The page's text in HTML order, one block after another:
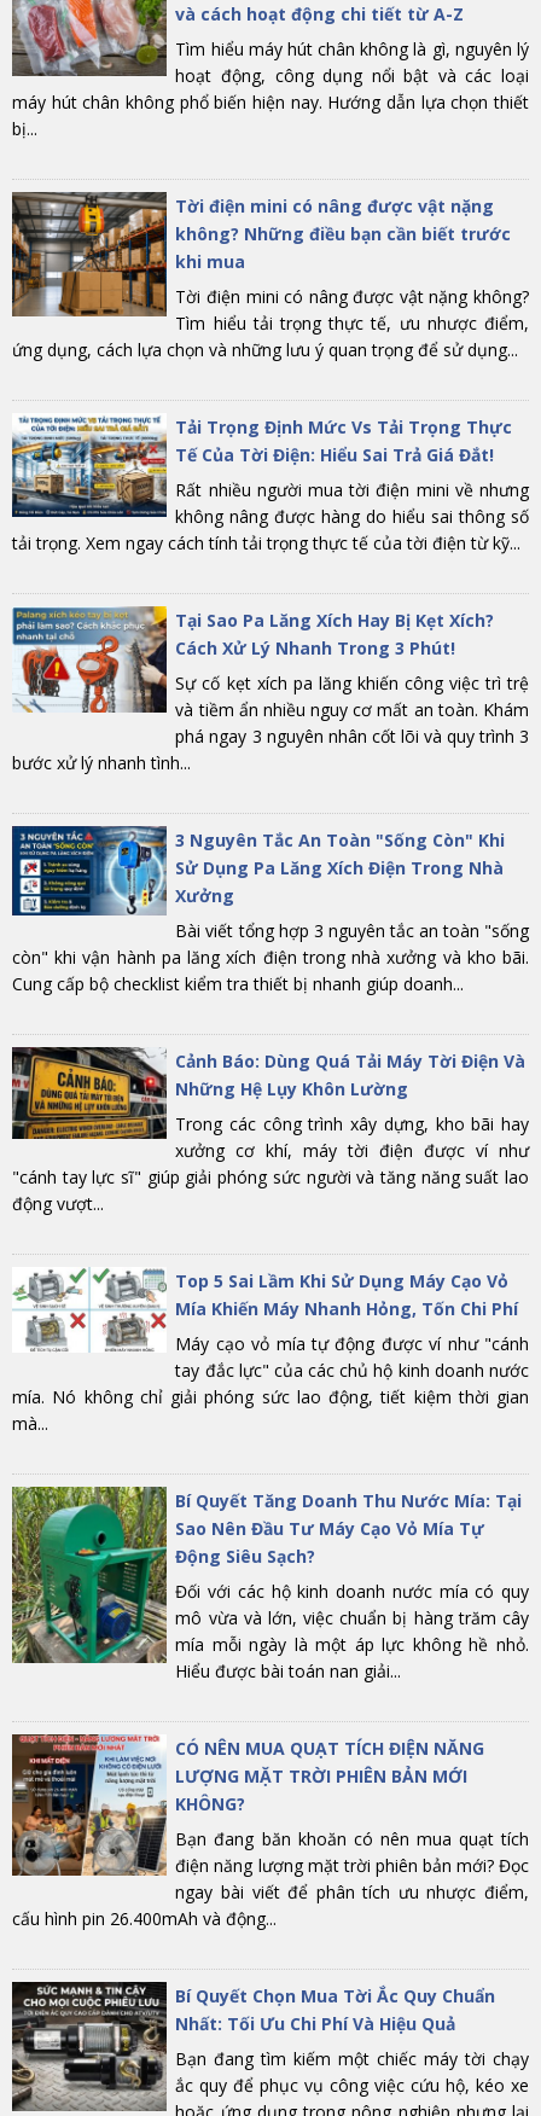
và cách hoạt động chi tiết từ A-Z
Tìm hiểu máy hút chân không là gì, nguyên lý
hoạt động, công dụng nổi bật và các loại
máy hút chân không phổ biến hiện nay. Hướng dẫn lựa chọn thiết
bị...
Tời điện mini có nâng được vật nặng
không? Những điều bạn cần biết trước
khi mua
Tời điện mini có nâng được vật nặng không?
Tìm hiểu tải trọng thực tế, ưu nhược điểm,
ứng dụng, cách lựa chọn và những lưu ý quan trọng để sử dụng...
Tải Trọng Định Mức Vs Tải Trọng Thực
Tế Của Tời Điện: Hiểu Sai Trả Giá Đắt!
Rất nhiều người mua tời điện mini về nhưng
không nâng được hàng do hiểu sai thông số
tải trọng. Xem ngay cách tính tải trọng thực tế của tời điện từ kỹ...
Tại Sao Pa Lăng Xích Hay Bị Kẹt Xích?
Cách Xử Lý Nhanh Trong 3 Phút!
Sự cố kẹt xích pa lăng khiến công việc trì trệ
và tiềm ẩn nhiều nguy cơ mất an toàn. Khám
phá ngay 3 nguyên nhân cốt lõi và quy trình 3
bước xử lý nhanh tình...
3 Nguyên Tắc An Toàn "Sống Còn" Khi
Sử Dụng Pa Lăng Xích Điện Trong Nhà
Xưởng
Bài viết tổng hợp 3 nguyên tắc an toàn "sống
còn" khi vận hành pa lăng xích điện trong nhà xưởng và kho bãi.
Cung cấp bộ checklist kiểm tra thiết bị nhanh giúp doanh...
Cảnh Báo: Dùng Quá Tải Máy Tời Điện Và
Những Hệ Lụy Khôn Lường
Trong các công trình xây dựng, kho bãi hay
xưởng cơ khí, máy tời điện được ví như
"cánh tay lực sĩ" giúp giải phóng sức người và tăng năng suất lao
động vượt...
Top 5 Sai Lầm Khi Sử Dụng Máy Cạo Vỏ
Mía Khiến Máy Nhanh Hỏng, Tốn Chi Phí
Máy cạo vỏ mía tự động được ví như "cánh
tay đắc lực" của các chủ hộ kinh doanh nước
mía. Nó không chỉ giải phóng sức lao động, tiết kiệm thời gian
mà...
Bí Quyết Tăng Doanh Thu Nước Mía: Tại
Sao Nên Đầu Tư Máy Cạo Vỏ Mía Tự
Động Siêu Sạch?
Đối với các hộ kinh doanh nước mía có quy
mô vừa và lớn, việc chuẩn bị hàng trăm cây
mía mỗi ngày là một áp lực không hề nhỏ.
Hiểu được bài toán nan giải...
CÓ NÊN MUA QUẠT TÍCH ĐIỆN NĂNG
LƯỢNG MẶT TRỜI PHIÊN BẢN MỚI
KHÔNG?
Bạn đang băn khoăn có nên mua quạt tích
điện năng lượng mặt trời phiên bản mới? Đọc
ngay bài viết để phân tích ưu nhược điểm,
cấu hình pin 26.400mAh và động...
Bí Quyết Chọn Mua Tời Ắc Quy Chuẩn
Nhất: Tối Ưu Chi Phí Và Hiệu Quả
Bạn đang tìm kiếm một chiếc máy tời chạy
ắc quy để phục vụ công việc cứu hộ, kéo xe